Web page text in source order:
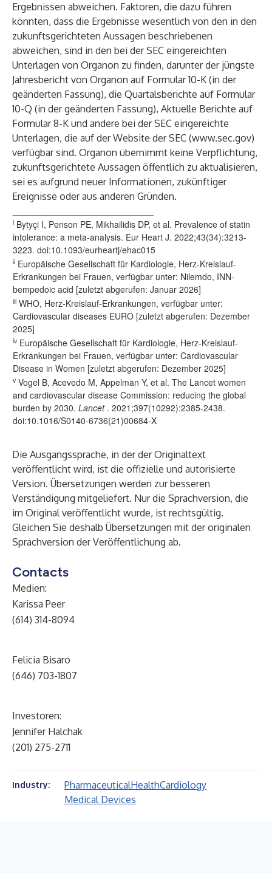
Ergebnissen abweichen. Faktoren, die dazu führen
könnten, dass die Ergebnisse wesentlich von den in den
zukunftsgerichteten Aussagen beschriebenen
abweichen, sind in den bei der SEC eingereichten
Unterlagen von Organon zu finden, darunter der jüngste
Jahresbericht von Organon auf Formular 10-K (in der
geänderten Fassung), die Quartalsberichte auf Formular
10-Q (in der geänderten Fassung), Aktuelle Berichte auf
Formular 8-K und andere bei der SEC eingereichte
Unterlagen, die auf der Website der SEC (www.sec.gov)
verfügbar sind. Organon übernimmt keine Verpflichtung,
zukunftsgerichtete Aussagen öffentlich zu aktualisieren,
sei es aufgrund neuer Informationen, zukünftiger
Ereignisse oder aus anderen Gründen.
i Bytyçi I, Penson PE, Mikhailidis DP, et al. Prevalence of statin
intolerance: a meta-analysis. Eur Heart J. 2022;43(34):3213-
3223. doi:10.1093/eurheartj/ehac015
ii Europäische Gesellschaft für Kardiologie, Herz-Kreislauf-
Erkrankungen bei Frauen, verfügbar unter: Nilemdo, INN-
bempedoic acid [zuletzt abgerufen: Januar 2026]
iii WHO, Herz-Kreislauf-Erkrankungen, verfügbar unter:
Cardiovascular diseases EURO [zuletzt abgerufen: Dezember
2025]
iv Europäische Gesellschaft für Kardiologie, Herz-Kreislauf-
Erkrankungen bei Frauen, verfügbar unter: Cardiovascular
Disease in Women [zuletzt abgerufen: Dezember 2025]
v Vogel B, Acevedo M, Appelman Y, et al. The Lancet women
and cardiovascular disease Commission: reducing the global
burden by 2030. Lancet. 2021;397(10292):2385-2438.
doi:10.1016/S0140-6736(21)00684-X
Die Ausgangssprache, in der der Originaltext
veröffentlicht wird, ist die offizielle und autorisierte
Version. Übersetzungen werden zur besseren
Verständigung mitgeliefert. Nur die Sprachversion, die
im Original veröffentlicht wurde, ist rechtsgültig.
Gleichen Sie deshalb Übersetzungen mit der originalen
Sprachversion der Veröffentlichung ab.
Contacts
Medien:
Karissa Peer
(614) 314-8094
Felicia Bisaro
(646) 703-1807
Investoren:
Jennifer Halchak
(201) 275-2711
Industry: PharmaceuticalHealthCardiology
Medical Devices